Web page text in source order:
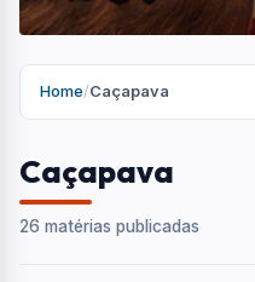
Home/Caçapava
Caçapava
26 matérias publicadas